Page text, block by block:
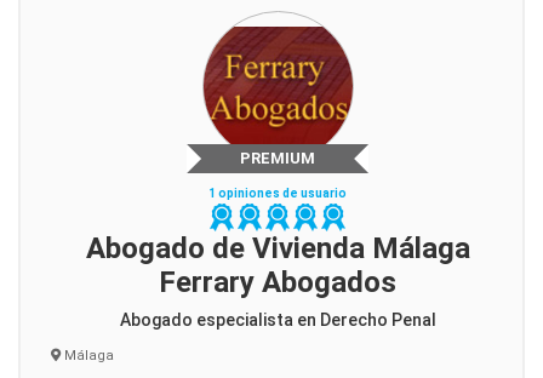
PREMIUM
1 opiniones de usuario
Abogado de Vivienda Málaga
Ferrary Abogados
Abogado especialista en Derecho Penal
Málaga